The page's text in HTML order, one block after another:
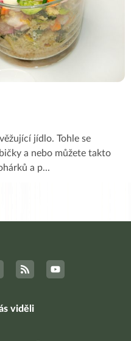
jídlo. Tohle se
a nebo můžete takto
a p...
viděli